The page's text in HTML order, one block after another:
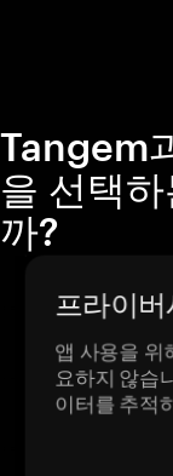
Tangem
을 선택
까?
프라이버
앱 사용을 위
요하지 않습
이터를 추적